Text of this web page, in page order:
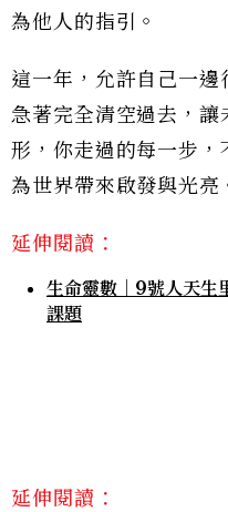
為他人的指引。
這一年，允許自己一
急著完全清空過去，
形，你走過的每一步
為世界帶來啟發與光亮
延伸閱讀：
生命靈數｜9號人天生
課題
延伸閱讀：